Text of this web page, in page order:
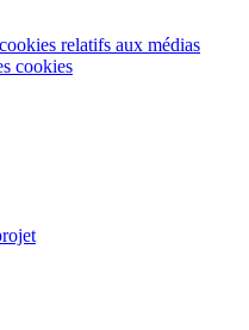
relatifs aux médias
cookies